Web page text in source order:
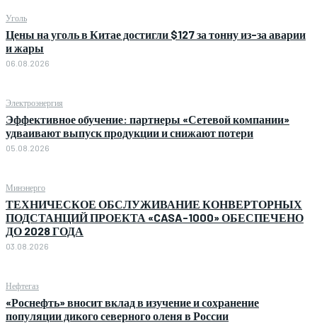
Уголь
Цены на уголь в Китае достигли $127 за тонну из-за аварии
и жары
06.08.2026
Электроэнергия
Эффективное обучение: партнеры «Сетевой компании»
удваивают выпуск продукции и снижают потери
05.08.2026
Минэнерго
ТЕХНИЧЕСКОЕ ОБСЛУЖИВАНИЕ КОНВЕРТОРНЫХ
ПОДСТАНЦИЙ ПРОЕКТА «CASA-1000» ОБЕСПЕЧЕНО
ДО 2028 ГОДА
03.08.2026
Нефтегаз
«Роснефть» вносит вклад в изучение и сохранение
популяции дикого северного оленя в России